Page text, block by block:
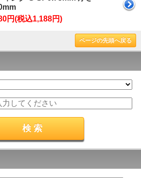
円(税込1,188円)
ページの先頭へ戻る